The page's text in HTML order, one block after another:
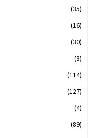
(35)
(16)
(30)
(3)
(114)
(127)
(4)
(89)